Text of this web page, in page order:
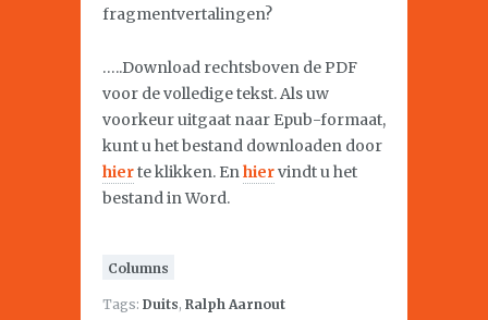
fragmentvertalingen?
…..Download rechtsboven de PDF
voor de volledige tekst. Als uw
voorkeur uitgaat naar Epub-formaat,
kunt u het bestand downloaden door
hierte klikken. Enhiervindt u het
bestand in Word.
Columns
Tags: Duits, Ralph Aarnout